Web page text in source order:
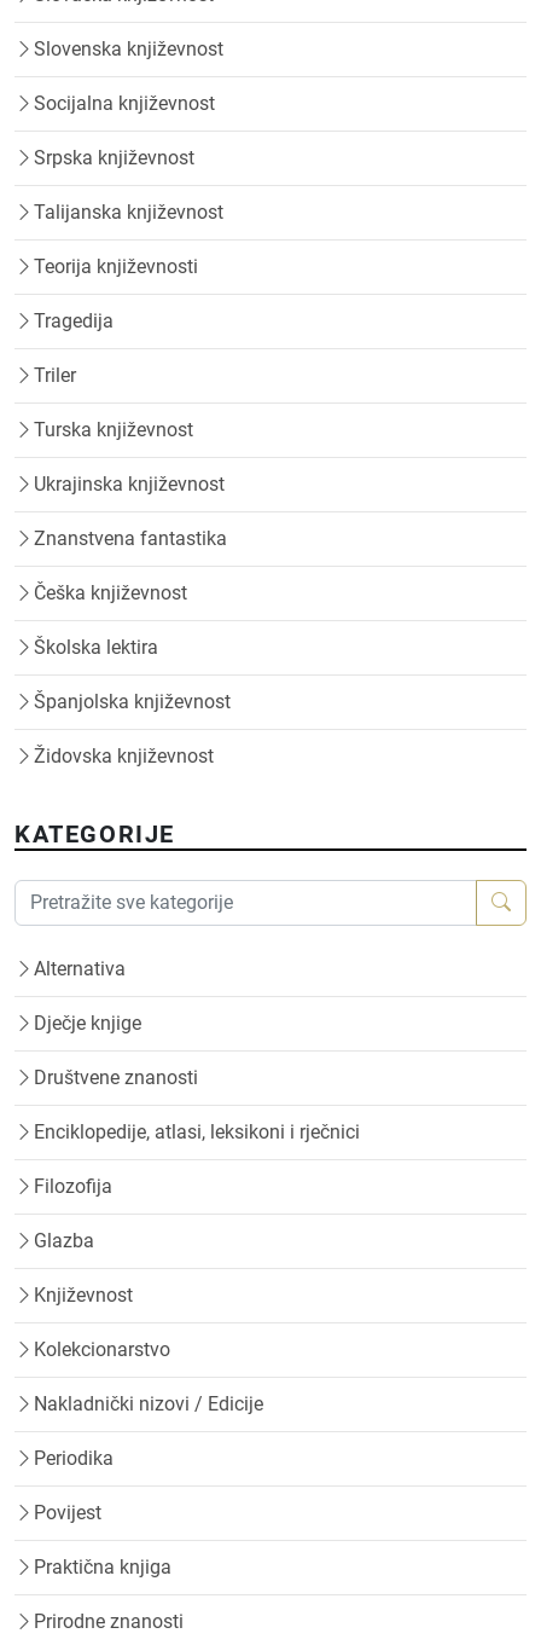
Slovenska književnost
Socijalna književnost
Srpska književnost
Talijanska književnost
Teorija književnosti
Tragedija
Triler
Turska književnost
Ukrajinska književnost
Znanstvena fantastika
Češka književnost
Školska lektira
Španjolska književnost
Židovska književnost
KATEGORIJE
Alternativa
Dječje knjige
Društvene znanosti
Enciklopedije, atlasi, leksikoni i rječnici
Filozofija
Glazba
Književnost
Kolekcionarstvo
Nakladnički nizovi / Edicije
Periodika
Povijest
Praktična knjiga
Prirodne znanosti